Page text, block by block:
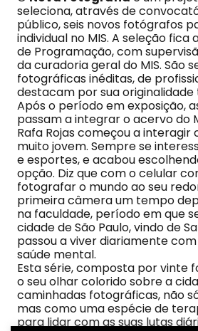
seleciona, através de
público, seis novos fotógrafos
individual no MIS. A seleção fica
de Programação, com
da curadoria geral do MIS. São
fotográficas inéditas, de
destacam por sua
Após o período em exposição,
passam a integrar o acervo do
Rafa Rojas começou a
muito jovem. Sempre se
e esportes, e acabou
opção. Diz que com o celular
fotografar o mundo ao seu
primeira câmera um tempo
na faculdade, período em que
cidade de São Paulo, vindo de
passou a viver diariamente
saúde mental.
Esta série, composta por vinte
o seu olhar colorido sobre a
caminhadas fotográficas, não
mas como uma espécie de
para lidar com as suas lutas